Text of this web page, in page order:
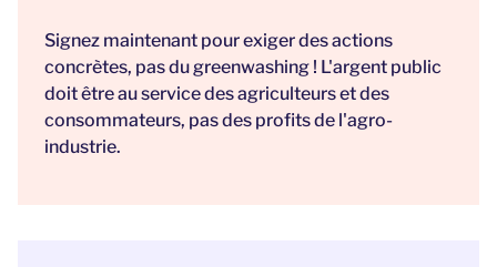
Signez maintenant pour exiger des actions
concrètes, pas du greenwashing ! L'argent public
doit être au service des agriculteurs et des
consommateurs, pas des profits de l'agro-
industrie.